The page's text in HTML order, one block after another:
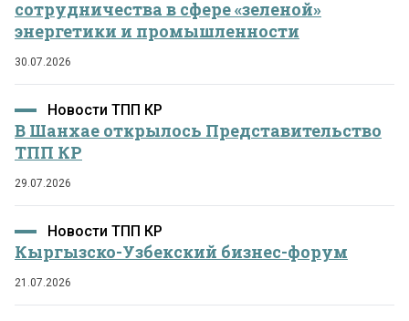
сотрудничества в сфере «зеленой»
энергетики и промышленности
30.07.2026
Новости ТПП КР
В Шанхае открылось Представительство
ТПП КР
29.07.2026
Новости ТПП КР
Кыргызско-Узбекский бизнес-форум
21.07.2026